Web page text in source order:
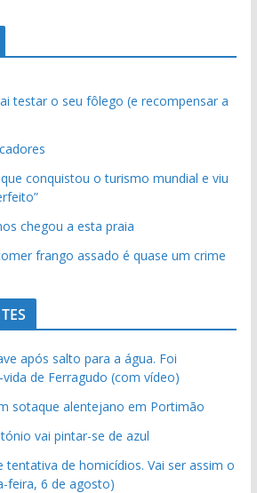
testar o seu fôlego (e recompensar a
conquistou o turismo mundial e viu
chegou a esta praia
frango assado é quase um crime
após salto para a água. Foi
de Ferragudo (com vídeo)
sotaque alentejano em Portimão
vai pintar-se de azul
tentativa de homicídios. Vai ser assim o
feira, 6 de agosto)